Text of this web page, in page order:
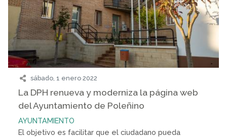
sábado, 1 enero 2022
La DPH renueva y moderniza la página web
del Ayuntamiento de Poleñino
AYUNTAMIENTO
El objetivo es facilitar que el ciudadano pueda